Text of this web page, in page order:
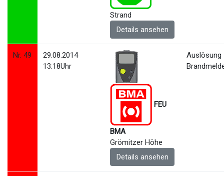
Strand
Details ansehen
Nr. 49
29.08.2014
13:18Uhr
FEU
BMA
Grömitzer Höhe
Details ansehen
Auslösung